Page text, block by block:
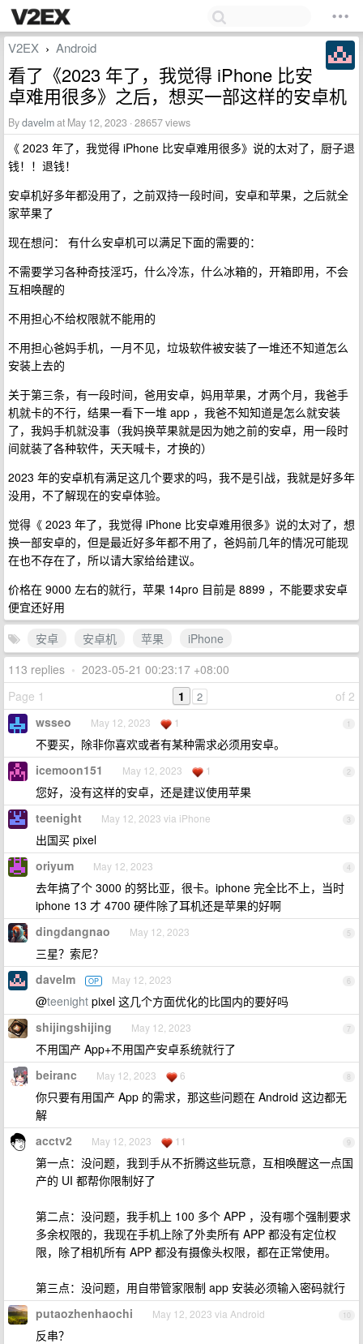
V2EX › Android
看了《2023 年了，我觉得 iPhone 比安
卓难用很多》之后，想买一部这样的安卓机
Bydavelmat May 12, 2023 · 28657 views
《 2023 年了，我觉得 iPhone 比安卓难用很多》说的太对了，厨子退
钱！！退钱！
安卓机好多年都没用了，之前双持一段时间，安卓和苹果，之后就全
家苹果了
现在想问： 有什么安卓机可以满足下面的需要的：
不需要学习各种奇技淫巧，什么冷冻，什么冰箱的，开箱即用，不会
互相唤醒的
不用担心不给权限就不能用的
不用担心爸妈手机，一月不见，垃圾软件被安装了一堆还不知道怎么
安装上去的
关于第三条，有一段时间，爸用安卓，妈用苹果，才两个月，我爸手
机就卡的不行，结果一看下一堆 app ，我爸不知知道是怎么就安装
了，我妈手机就没事（我妈换苹果就是因为她之前的安卓，用一段时
间就装了各种软件，天天喊卡，才换的）
2023 年的安卓机有满足这几个要求的吗，我不是引战，我就是好多年
没用，不了解现在的安卓体验。
觉得《 2023 年了，我觉得 iPhone 比安卓难用很多》说的太对了，想
换一部安卓的，但是最近好多年都不用了，爸妈前几年的情况可能现
在也不存在了，所以请大家给给建议。
价格在 9000 左右的就行，苹果 14pro 目前是 8899 ，不能要求安卓
便宜还好用
安卓
安卓机 苹果
iPhone
113 replies • 2023-05-21 00:23:17 +08:00
Page 1
of 2
1 2
1
wsseo May 12, 2023 1
不要买，除非你喜欢或者有某种需求必须用安卓。
2
icemoon151 May 12, 2023 1
您好，没有这样的安卓，还是建议使用苹果
3
teenight May 12, 2023 via iPhone
出国买 pixel
4
oriyum May 12, 2023
去年搞了个 3000 的努比亚，很卡。iphone 完全比不上，当时
iphone 13 才 4700 硬件除了耳机还是苹果的好啊
5
dingdangnao May 12, 2023
三星？索尼？
6
davelm OP May 12, 2023
@teenight pixel 这几个方面优化的比国内的要好吗
7
shijingshijing May 12, 2023
不用国产 App+不用国产安卓系统就行了
8
beiranc May 12, 2023 6
你只要有用国产 App 的需求，那这些问题在 Android 这边都无
解
9
acctv2 May 12, 2023 11
第一点：没问题，我到手从不折腾这些玩意，互相唤醒这一点国
产的 UI 都帮你限制好了
第二点：没问题，我手机上 100 多个 APP ，没有哪个强制要求
多余权限的，我现在手机上除了外卖所有 APP 都没有定位权
限，除了相机所有 APP 都没有摄像头权限，都在正常使用。
第三点：没问题，用自带管家限制 app 安装必须输入密码就行
10
putaozhenhaochi May 12, 2023 via Android
反串？